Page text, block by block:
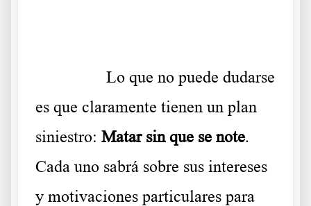
Lo que no puede dudarse
es que claramente tienen un plan
siniestro: Matar sin que se note.
Cada uno sabrá sobre sus intereses
y motivaciones particulares para